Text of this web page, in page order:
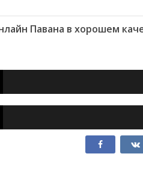
Павана в хорошем